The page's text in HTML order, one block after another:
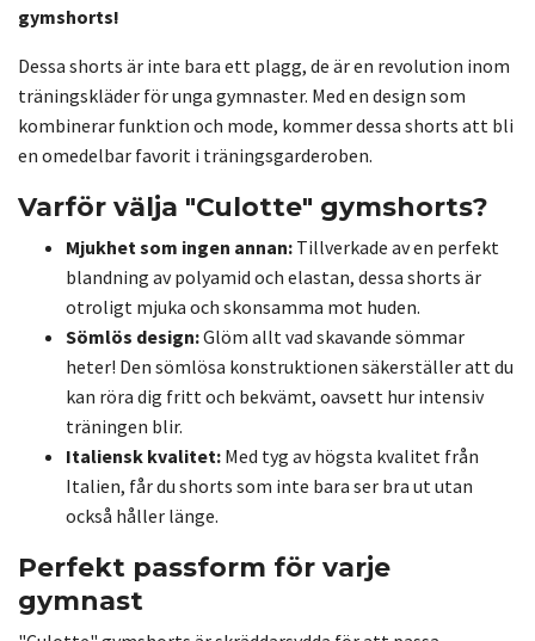
gymshorts!
Dessa shorts är inte bara ett plagg, de är en revolution inom
träningskläder för unga gymnaster. Med en design som
kombinerar funktion och mode, kommer dessa shorts att bli
en omedelbar favorit i träningsgarderoben.
Varför välja "Culotte" gymshorts?
Mjukhet som ingen annan: Tillverkade av en perfekt
blandning av polyamid och elastan, dessa shorts är
otroligt mjuka och skonsamma mot huden.
Sömlös design:Glöm allt vad skavande sömmar
heter! Den sömlösa konstruktionen säkerställer att du
kan röra dig fritt och bekvämt, oavsett hur intensiv
träningen blir.
Italiensk kvalitet: Med tyg av högsta kvalitet från
Italien, får du shorts som inte bara ser bra ut utan
också håller länge.
Perfekt passform för varje
gymnast